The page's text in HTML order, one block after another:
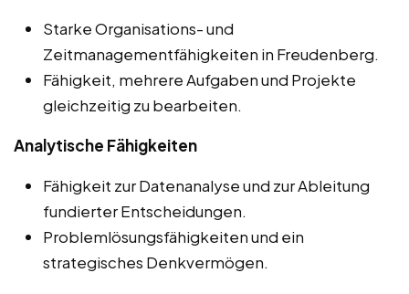
Starke Organisations- und
Zeitmanagementfähigkeiten in Freudenberg.
Fähigkeit, mehrere Aufgaben und Projekte
gleichzeitig zu bearbeiten.
Analytische Fähigkeiten
Fähigkeit zur Datenanalyse und zur Ableitung
fundierter Entscheidungen.
Problemlösungsfähigkeiten und ein
strategisches Denkvermögen.